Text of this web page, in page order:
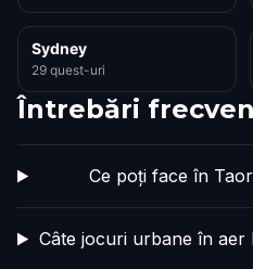
Sydney
29 quest-uri
Întrebări
Ce poți face în
Câte jocuri urbane în aer